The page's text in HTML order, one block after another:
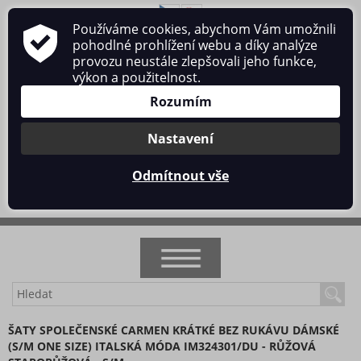
O nás Obchodní podmínky
Ochrana osobních údajů
Kontakt
Přihlásit se/Registrace
NOVINKY
AKCE
ŠATY SPOLEČENSKÉ CARMEN KRÁTKÉ BEZ RUKÁVU DÁMSKÉ
(S/M ONE SIZE) ITALSKÁ MÓDA IM324301/DU - RŮŽOVÁ
Používáme cookies, abychom Vám umožnili
pohodlné prohlížení webu a díky analýze
provozu neustále zlepšovali jeho funkce,
výkon a použitelnost.
Rozumím
Nastavení
Odmítnout vše